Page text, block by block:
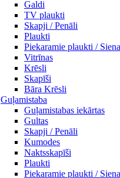
Galdi
TV plaukti
Skapji / Penāli
Plaukti
Piekaramie plaukti /
Vitrīnas
Krēsli
Skapīši
Bāra Krēsli
Guļamistaba
Guļamistabas iekārtas
Gultas
Skapji / Penāli
Kumodes
Naktsskapīši
Plaukti
Piekaramie plaukti /